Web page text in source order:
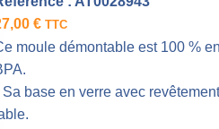
€ TTC
moule démontable est 100 %
Sa base en verre avec